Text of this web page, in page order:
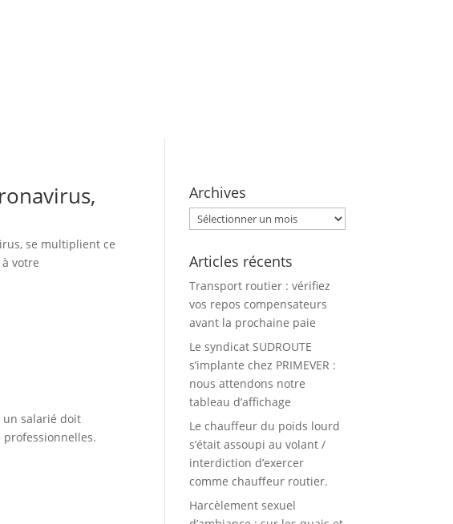
se multiplient ce
votre
un salarié doit
professionnelles.
Archives
Archives
Articles récents
Transport routier : vérifiez
vos repos compensateurs
avant la prochaine paie
Le syndicat SUDROUTE
s’implante chez PRIMEVER :
nous attendons notre
tableau d’affichage
Le chauffeur du poids lourd
s’était assoupi au volant /
interdiction d’exercer
comme chauffeur routier.
Harcèlement sexuel